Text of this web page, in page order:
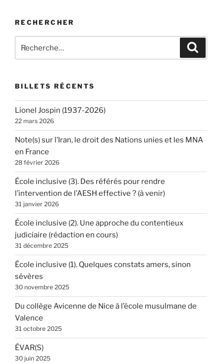
RECHERCHER
pour
BILLETS RÉCENTS
Lionel Jospin (1937-2026)
22 mars 2026
Note(s) sur l’Iran, le droit des Nations unies et les MNA
en France
28 février 2026
École inclusive (3). Des référés pour rendre
l’intervention de l’AESH effective ? (à venir)
31 janvier 2026
École inclusive (2). Une approche du contentieux
judiciaire (rédaction en cours)
31 décembre 2025
École inclusive (1). Quelques constats amers, sinon
sévères
30 novembre 2025
Du collège Avicenne de Nice à l’école musulmane de
Valence
31 octobre 2025
ÉVAR(S)
30 juin 2025